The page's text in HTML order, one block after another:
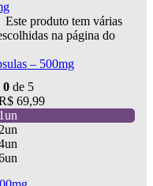
Este produto tem várias
na página do
– 500mg
0 de 5
69,99
1un
2un